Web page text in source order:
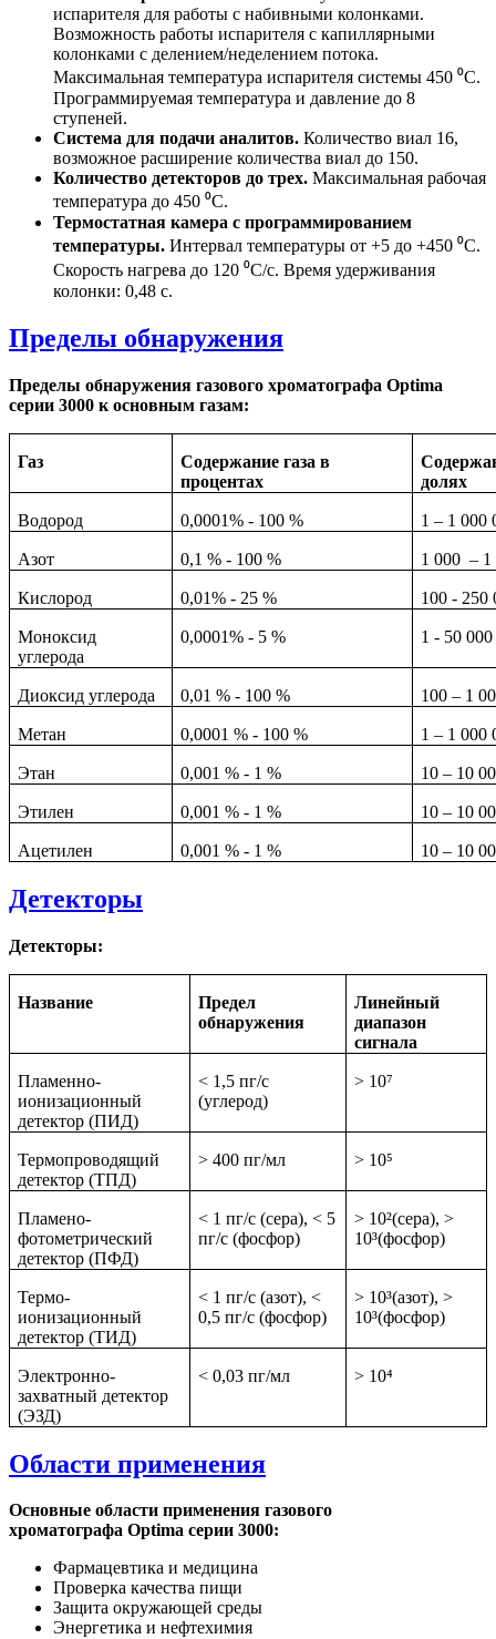
испарителя для работы с набивными колонками.
Возможность работы испарителя с капиллярными
колонками с делением/неделением потока.
Максимальная температура испарителя системы 450 ⁰C.
Программируемая температура и давление до 8
ступеней.
Система для подачи аналитов. Количество виал 16,
возможное расширение количества виал до 150.
Количество детекторов до трех. Максимальная рабочая
температура до 450 ⁰C.
Термостатная камера с программированием
температуры. Интервал температуры от +5 до +450 ⁰C.
Скорость нагрева до 120 ⁰C/с. Время удерживания
колонки: 0,48 с.
Пределы обнаружения
Пределы обнаружения газового хроматографа Optima
серии 3000 к основным газам:
Газ
Содержание газа в
процентах
долях
Водород 0,0001% - 100 % 1 – 1 000
Азот 0,1 % - 100 % 1 000 – 1
Кислород 0,01% - 25 % 100 - 250
Моноксид
углерода
0,0001% - 5 % 1 - 50
Диоксид углерода 0,01 % - 100 % 100 – 1
Метан 0,0001 % - 100 % 1 – 1 000
Этан 0,001 % - 1 % 10 – 10
Этилен 0,001 % - 1 % 10 – 10
Ацетилен 0,001 % - 1 % 10 – 10
Детекторы
Детекторы:
Название
Предел
обнаружения
Линейный
диапазон
сигнала
Пламенно-
ионизационный
детектор (ПИД)
< 1,5 пг/с
(углерод)
> 10⁷
Термопроводящий
детектор (ТПД)
> 400 пг/мл > 10⁵
Пламено-
фотометрический
детектор (ПФД)
< 1 пг/с (сера), < 5
пг/с (фосфор)
> 10²(сера), >
10³(фосфор)
Термо-
ионизационный
детектор (ТИД)
< 1 пг/с (азот), <
0,5 пг/с (фосфор)
> 10³(азот), >
10³(фосфор)
Электронно-
захватный детектор
(ЭЗД)
< 0,03 пг/мл > 10⁴
Области применения
Основные области применения газового
хроматографа Optima серии 3000:
Фармацевтика и медицина
Проверка качества пищи
Защита окружающей среды
Энергетика и нефтехимия